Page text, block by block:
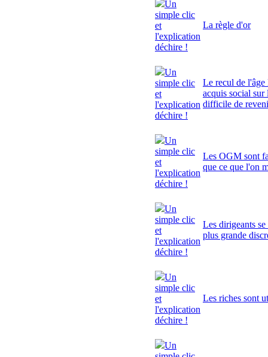
Un
simple clic
et
l'explication
déchire !
La règle d'or
Un
simple clic
et
l'explication
déchire !
Le recul de l'âge
acquis social sur
difficile de
Un
simple clic
et
l'explication
déchire !
Les OGM sont
que ce que l'on
Un
simple clic
et
l'explication
déchire !
Les dirigeants
plus grande
Un
simple clic
et
l'explication
déchire !
Les riches sont
Un